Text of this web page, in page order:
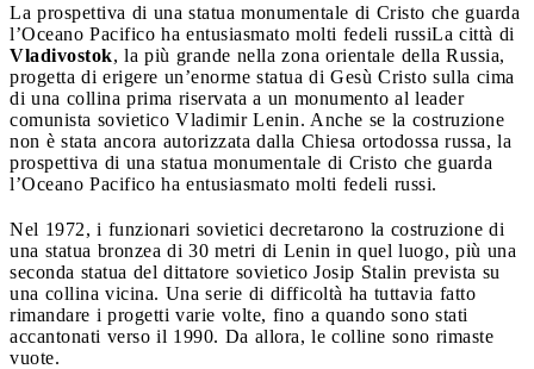
La prospettiva di una statua monumentale di Cristo che guarda
l’Oceano Pacifico ha entusiasmato molti fedeli russiLa città di
Vladivostok, la più grande nella zona orientale della Russia,
progetta di erigere un’enorme statua di Gesù Cristo sulla cima
di una collina prima riservata a un monumento al leader
comunista sovietico Vladimir Lenin. Anche se la costruzione
non è stata ancora autorizzata dalla Chiesa ortodossa russa, la
prospettiva di una statua monumentale di Cristo che guarda
l’Oceano Pacifico ha entusiasmato molti fedeli russi.
Nel 1972, i funzionari sovietici decretarono la costruzione di
una statua bronzea di 30 metri di Lenin in quel luogo, più una
seconda statua del dittatore sovietico Josip Stalin prevista su
una collina vicina. Una serie di difficoltà ha tuttavia fatto
rimandare i progetti varie volte, fino a quando sono stati
accantonati verso il 1990. Da allora, le colline sono rimaste
vuote.